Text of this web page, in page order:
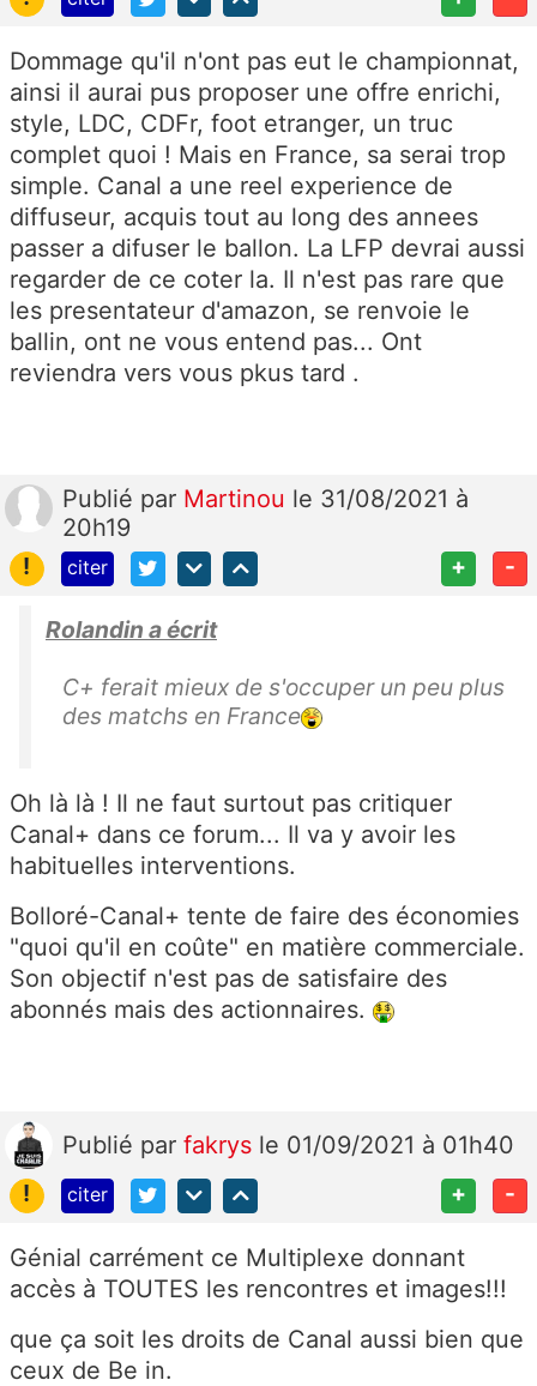
Dommage qu'il n'ont pas eut le championnat,
ainsi il aurai pus proposer une offre enrichi,
style, LDC, CDFr, foot etranger, un truc
complet quoi ! Mais en France, sa serai trop
simple. Canal a une reel experience de
diffuseur, acquis tout au long des annees
passer a difuser le ballon. La LFP devrai aussi
regarder de ce coter la. Il n'est pas rare que
les presentateur d'amazon, se renvoie le
ballin, ont ne vous entend pas... Ont
reviendra vers vous pkus tard .
Publié par Martinou le 31/08/2021 à
20h19
!
citer + -
Rolandin a écrit
C+ ferait mieux de s'occuper un peu plus
des matchs en France
Oh là là ! Il ne faut surtout pas critiquer
Canal+ dans ce forum... Il va y avoir les
habituelles interventions.
Bolloré-Canal+ tente de faire des économies
"quoi qu'il en coûte" en matière commerciale.
Son objectif n'est pas de satisfaire des
abonnés mais des actionnaires.
Publié par fakrys le 01/09/2021 à 01h40
!
citer + -
Génial carrément ce Multiplexe donnant
accès à TOUTES les rencontres et images!!!
que ça soit les droits de Canal aussi bien que
ceux de Be in.